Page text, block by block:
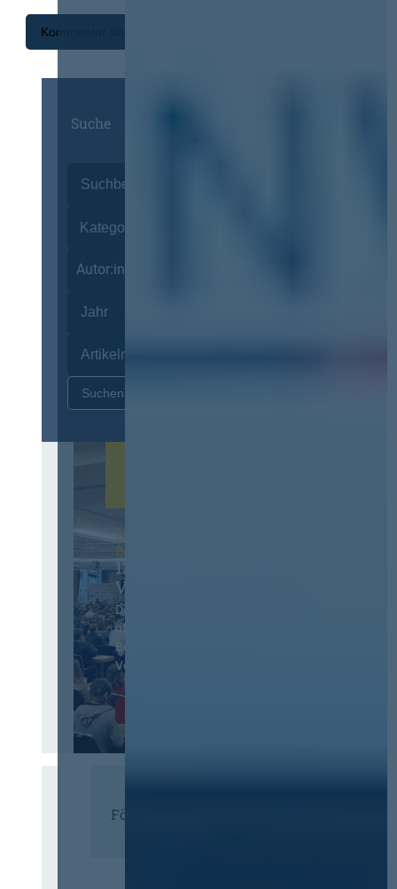
Suche
Autor:innen
12. & 13. November 2026 in
Berlin
13. Deutscher
Vergabetag
Der Jahreskongress für
öffentliches
Beschaffungswesen und
Vergaberecht
Förderer